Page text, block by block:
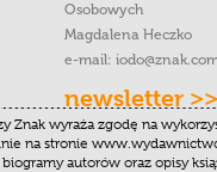
Osobowych
Magdalena Heczko
e-mail:
newsletter >>
Znak wyraża zgodę na
na stronie
autorów oraz opisy